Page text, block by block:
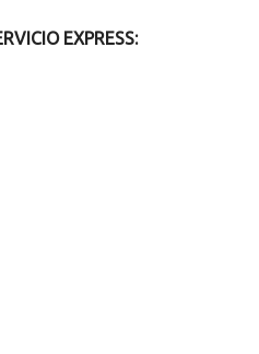
EXPRESS: